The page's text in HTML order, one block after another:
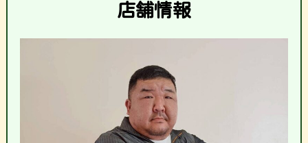
店舗情報